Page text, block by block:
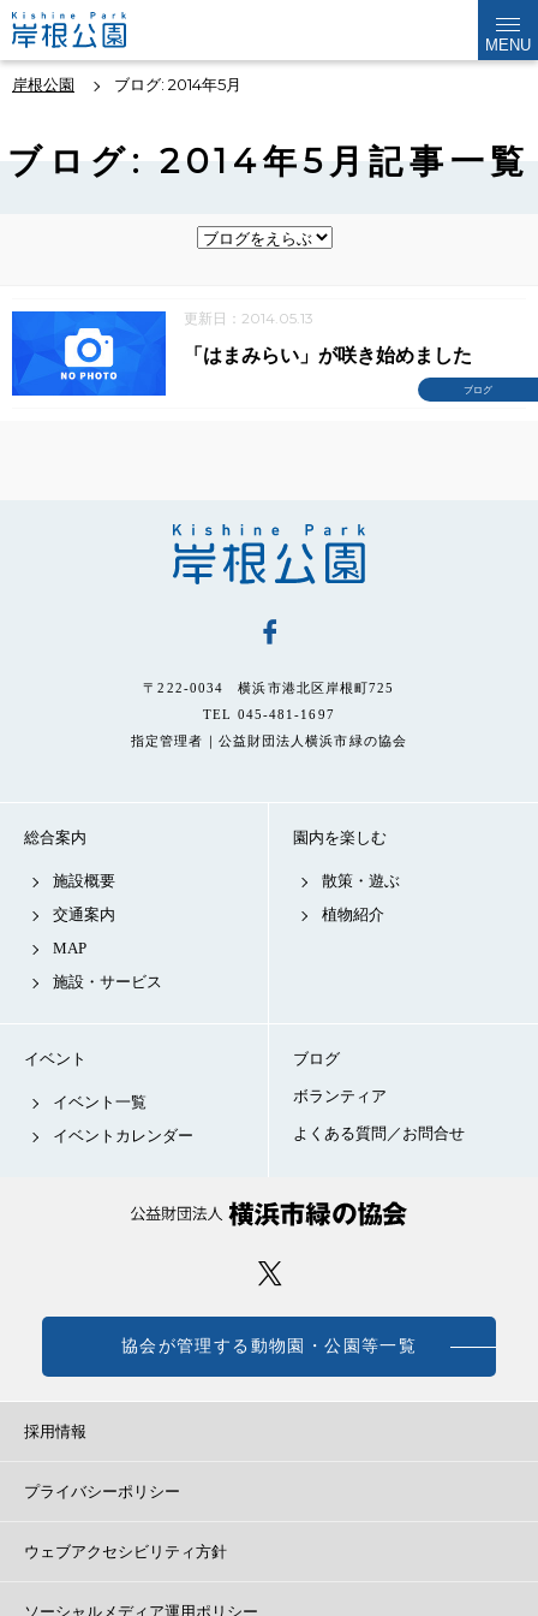
MENU
岸根公園 ブログ: 2014年5月
ブログ: 2014年5月記事一覧
更新日：2014.05.13
ブログ
「はまみらい」が咲き始めました
〒222-0034 横浜市港北区岸根町725
TEL 045-481-1697
指定管理者｜公益財団法人横浜市緑の協会
総合案内
施設概要
交通案内
MAP
施設・サービス
園内を楽しむ
散策・遊ぶ
植物紹介
イベント
イベント一覧
イベントカレンダー
ブログ
ボランティア
よくある質問／お問合せ
協会が管理する動物園・公園等一覧
採用情報
プライバシーポリシー
ウェブアクセシビリティ方針
ソーシャルメディア運用ポリシー